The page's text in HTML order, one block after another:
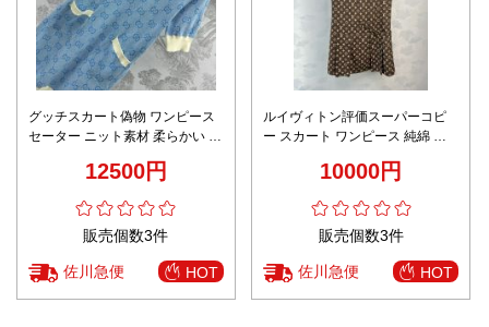
グッチスカート偽物 ワンピース
セーター ニット素材 柔らかい 個
12500円
販売個数3件
佐川急便 HOT
ルイヴィトン評価スーパーコピ
ー スカート ワンピース 純綿 無
10000円
販売個数3件
佐川急便 HOT